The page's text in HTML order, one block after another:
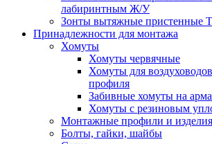
лабиринтным Ж/У
Зонты вытяжные пристенные
Принадлежности для монтажа
Хомуты
Хомуты червячные
Хомуты для
профиля
Забивные хомуты на
Хомуты с резиновым
Монтажные профили и изделия
Болты, гайки, шайбы